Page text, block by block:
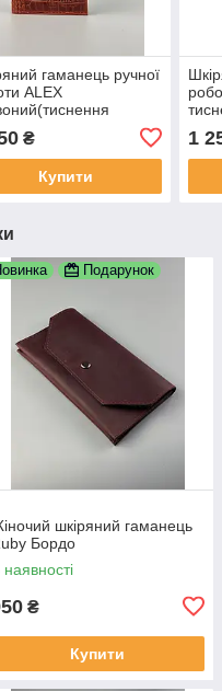
гаманець ручної
ALEX
₴
Купити
1
Подарунок
шкіряний гаманець
Бордо
наявності
₴
Купити